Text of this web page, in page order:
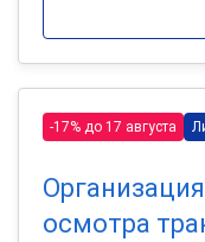
-17% до 17 августа
осмотра